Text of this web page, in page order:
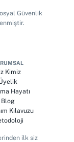
Güvenlik
Kimiz
Hayatı
Blog
Kılavuzu
ilk siz